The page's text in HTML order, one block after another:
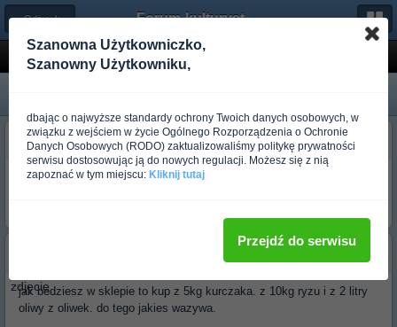
← Odżywki i Suplementy Forum-kulturystyka.pl
Jutro..
Guest_Felek_*
Ponad rok temu
Witam Panowie targam żelazo już miesiąc z planem bez diety mam
jak bedziesz w sklepie to kup z 5kg kurczaka. z 10kg ryzu i z 2 litry
oliwy z oliwek. do tego jakies wazywa.
Szanowna Użytkowniczko,
Szanowny Użytkowniku,
dbając o najwyższe standardy ochrony Twoich danych osobowych, w
związku z wejściem w życie Ogólnego Rozporządzenia o Ochronie
Danych Osobowych (RODO) zaktualizowaliśmy politykę prywatności
serwisu dostosowując ją do nowych regulacji. Możesz się z nią
zapoznać w tym miejscu: Kliknij tutaj
Przejdź do serwisu